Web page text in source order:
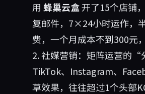
用 蜂巢云盒开了15个店铺
复邮件，7×24小时运作，
费，一个月成本不到300元
2. 社媒营销：矩阵运营的“
TikTok、Instagram、
草效果，往往超过1个头部